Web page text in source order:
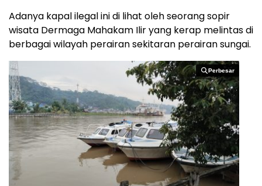
Adanya kapal ilegal ini di lihat oleh seorang sopir
wisata Dermaga Mahakam Ilir yang kerap melintas di
berbagai wilayah perairan sekitaran perairan sungai.
Perbesar
Perbesar